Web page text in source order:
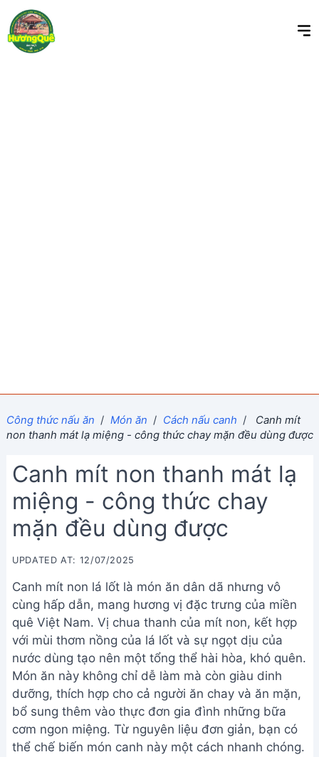
Công thức nấu ăn / Món ăn / Cách nấu canh /
Canh mít
non thanh mát lạ miệng - công thức chay mặn đều dùng được
Canh mít non thanh mát lạ
miệng - công thức chay
mặn đều dùng được
UPDATED AT: 12/07/2025
Canh mít non lá lốt là món ăn dân dã nhưng vô
cùng hấp dẫn, mang hương vị đặc trưng của miền
quê Việt Nam. Vị chua thanh của mít non, kết hợp
với mùi thơm nồng của lá lốt và sự ngọt dịu của
nước dùng tạo nên một tổng thể hài hòa, khó quên.
Món ăn này không chỉ dễ làm mà còn giàu dinh
dưỡng, thích hợp cho cả người ăn chay và ăn mặn,
bổ sung thêm vào thực đơn gia đình những bữa
cơm ngon miệng. Từ nguyên liệu đơn giản, bạn có
thể chế biến món canh này một cách nhanh chóng.